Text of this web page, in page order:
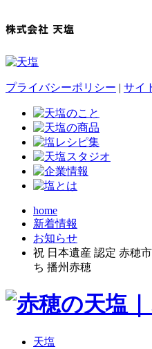
プライバシーポリシー | サイ
home
新着情報
お知らせ
祝 日本遺産 認定 赤穂
ち 播州赤穂
天塩